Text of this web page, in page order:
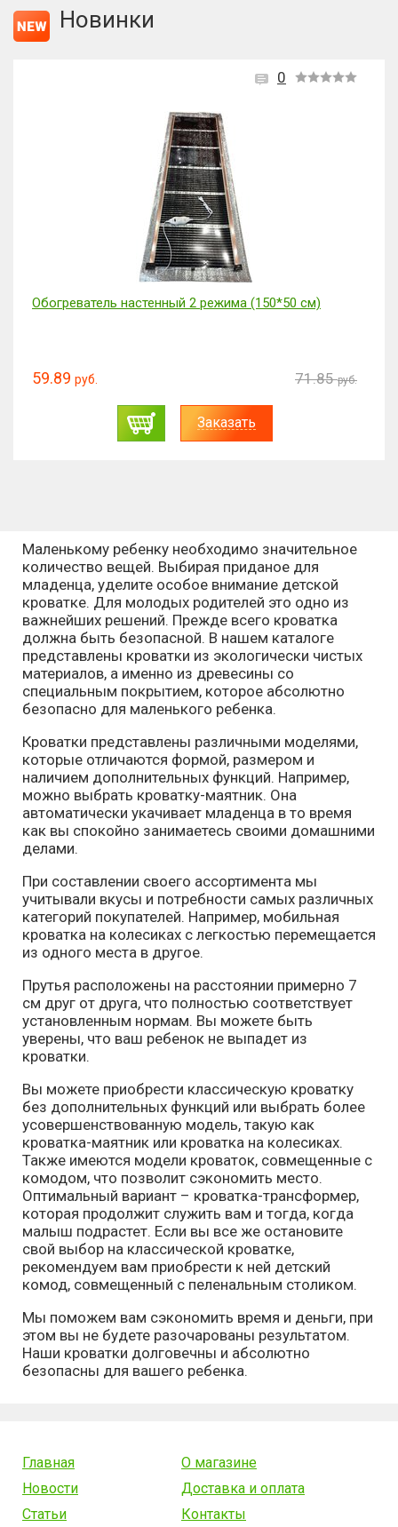
Новинки
0
Обогреватель настенный 2 режима (150*50 см)
59.89 руб. 71.85 руб.
Заказать
Маленькому ребенку необходимо значительное
количество вещей. Выбирая приданое для
младенца, уделите особое внимание детской
кроватке. Для молодых родителей это одно из
важнейших решений. Прежде всего кроватка
должна быть безопасной. В нашем каталоге
представлены кроватки из экологически чистых
материалов, а именно из древесины со
специальным покрытием, которое абсолютно
безопасно для маленького ребенка.
Кроватки представлены различными моделями,
которые отличаются формой, размером и
наличием дополнительных функций. Например,
можно выбрать кроватку-маятник. Она
автоматически укачивает младенца в то время
как вы спокойно занимаетесь своими домашними
делами.
При составлении своего ассортимента мы
учитывали вкусы и потребности самых различных
категорий покупателей. Например, мобильная
кроватка на колесиках с легкостью перемещается
из одного места в другое.
Прутья расположены на расстоянии примерно 7
см друг от друга, что полностью соответствует
установленным нормам. Вы можете быть
уверены, что ваш ребенок не выпадет из
кроватки.
Вы можете приобрести классическую кроватку
без дополнительных функций или выбрать более
усовершенствованную модель, такую как
кроватка-маятник или кроватка на колесиках.
Также имеются модели кроваток, совмещенные с
комодом, что позволит сэкономить место.
Оптимальный вариант – кроватка-трансформер,
которая продолжит служить вам и тогда, когда
малыш подрастет. Если вы все же остановите
свой выбор на классической кроватке,
рекомендуем вам приобрести к ней детский
комод, совмещенный с пеленальным столиком.
Мы поможем вам сэкономить время и деньги, при
этом вы не будете разочарованы результатом.
Наши кроватки долговечны и абсолютно
безопасны для вашего ребенка.
Главная
О магазине
Новости
Доставка и оплата
Статьи
Контакты